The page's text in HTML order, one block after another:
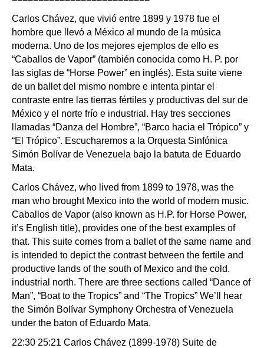
Carlos Chávez, que vivió entre 1899 y 1978 fue el
hombre que llevó a México al mundo de la música
moderna. Uno de los mejores ejemplos de ello es
“Caballos de Vapor” (también conocida como H. P. por
las siglas de “Horse Power” en inglés). Esta suite viene
de un ballet del mismo nombre e intenta pintar el
contraste entre las tierras fértiles y productivas del sur de
México y el norte frío e industrial. Hay tres secciones
llamadas “Danza del Hombre”, “Barco hacia el Trópico” y
“El Trópico”. Escucharemos a la Orquesta Sinfónica
Simón Bolívar de Venezuela bajo la batuta de Eduardo
Mata.
Carlos Chávez, who lived from 1899 to 1978, was the
man who brought Mexico into the world of modern music.
Caballos de Vapor (also known as H.P. for Horse Power,
it’s English title), provides one of the best examples of
that. This suite comes from a ballet of the same name and
is intended to depict the contrast between the fertile and
productive lands of the south of Mexico and the cold.
industrial north. There are three sections called “Dance of
Man”, “Boat to the Tropics” and “The Tropics” We’ll hear
the Simón Bolívar Symphony Orchestra of Venezuela
under the baton of Eduardo Mata.
22:30 25:21 Carlos Chávez (1899-1978) Suite de